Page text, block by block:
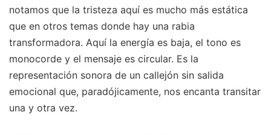
notamos que la tristeza aquí es mucho más estática
que en otros temas donde hay una rabia
transformadora. Aquí la energía es baja, el tono es
monocorde y el mensaje es circular. Es la
representación sonora de un callejón sin salida
emocional que, paradójicamente, nos encanta transitar
una y otra vez.